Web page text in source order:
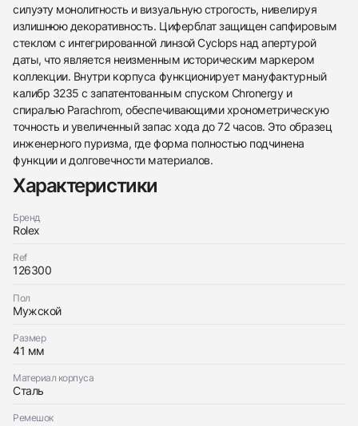
силуэту монолитность и визуальную строгость, нивелируя
излишнюю декоративность. Циферблат защищен сапфировым
стеклом с интегрированной линзой Cyclops над апертурой
даты, что является неизменным историческим маркером
коллекции. Внутри корпуса функционирует мануфактурный
калибр 3235 с запатентованным спуском Chronergy и
спиралью Parachrom, обеспечивающими хронометрическую
точность и увеличенный запас хода до 72 часов. Это образец
инженерного пуризма, где форма полностью подчинена
функции и долговечности материалов.
Характеристики
Бренд
Rolex
Ref
126300
Пол
Мужской
Размер
41 мм
Материал корпуса
Сталь
Ремешок
Трейд-ин часов
с вами